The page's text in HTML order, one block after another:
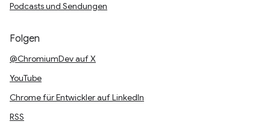
Podcasts und Sendungen
Folgen
@ChromiumDev auf X
YouTube
Chrome für Entwickler auf LinkedIn
RSS